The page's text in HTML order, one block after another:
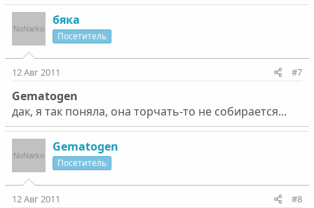
бяка
Посетитель
12 Авг 2011 #7
Gematogen
дак, я так поняла, она торчать-то не собирается...
Gematogen
Посетитель
12 Авг 2011 #8